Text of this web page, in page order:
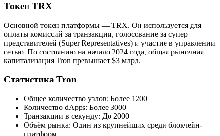
Токен TRX
Основной токен платформы — TRX. Он используется для
оплаты комиссий за транзакции, голосование за супер
представителей (Super Representatives) и участие в управлении
сетью. По состоянию на начало 2024 года, общая рыночная
капитализация Tron превышает $3 млрд.
Статистика Tron
Общее количество узлов: Более 1200
Количество dApps: Более 3000
Транзакции в секунду: До 2000
Объём рынка: Один из крупнейших среди блокчейн-
платформ